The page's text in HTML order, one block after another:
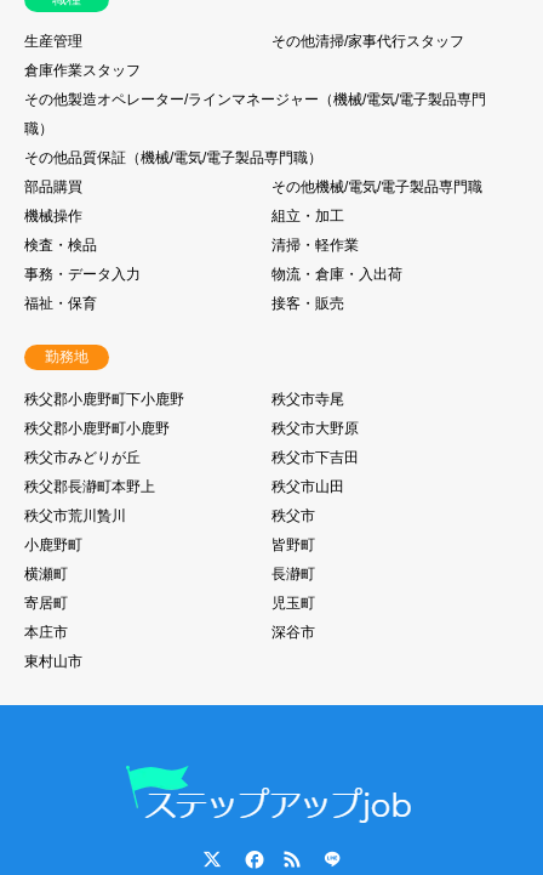
生産管理
その他清掃/家事代行スタッフ
倉庫作業スタッフ
その他製造オペレーター/ラインマネージャー（機械/電気/電子製品専門
職）
その他品質保証（機械/電気/電子製品専門職）
部品購買
その他機械/電気/電子製品専門職
機械操作
組立・加工
検査・検品
清掃・軽作業
事務・データ入力
物流・倉庫・入出荷
福祉・保育
接客・販売
勤務地
秩父郡小鹿野町下小鹿野
秩父市寺尾
秩父郡小鹿野町小鹿野
秩父市大野原
秩父市みどりが丘
秩父市下吉田
秩父郡長瀞町本野上
秩父市山田
秩父市荒川贄川
秩父市
小鹿野町
皆野町
横瀬町
長瀞町
寄居町
児玉町
本庄市
深谷市
東村山市
LINE